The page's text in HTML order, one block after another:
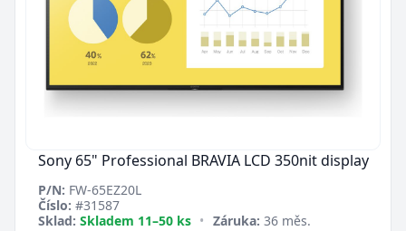
Sony 65" Professional BRAVIA LCD 350nit display
P/N: FW-65EZ20L
Číslo: #31587
Sklad: Skladem 11–50 ks • Záruka: 36 měs.